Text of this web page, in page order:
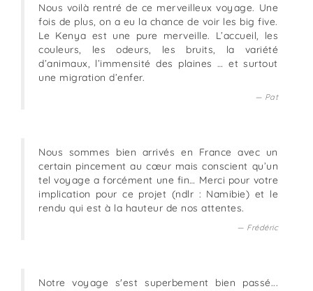
Nous voilà rentré de ce merveilleux voyage. Une
fois de plus, on a eu la chance de voir les big five.
Le Kenya est une pure merveille. L’accueil, les
couleurs, les odeurs, les bruits, la variété
d’animaux, l’immensité des plaines … et surtout
une migration d’enfer.
Pat
Nous sommes bien arrivés en France avec un
certain pincement au cœur mais conscient qu’un
tel voyage a forcément une fin… Merci pour votre
implication pour ce projet (ndlr : Namibie) et le
rendu qui est à la hauteur de nos attentes.
Frédéric
Notre voyage s'est superbement bien passé...